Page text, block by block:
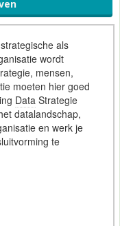
als
wordt
mensen,
moeten hier goed
Data Strategie
datalandschap,
en werk je
te